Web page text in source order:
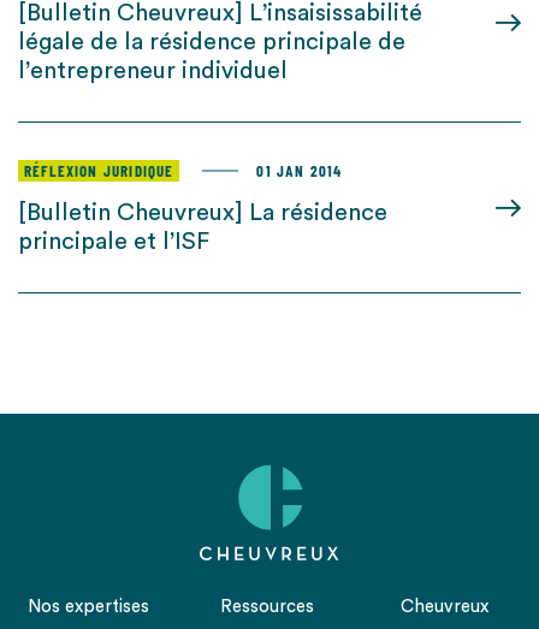
[Bulletin Cheuvreux] L’insaisissabilité
légale de la résidence principale de
l’entrepreneur individuel
RÉFLEXION JURIDIQUE 01 JAN 2014
[Bulletin Cheuvreux] La résidence
principale et l’ISF
Nos expertises Ressources Cheuvreux